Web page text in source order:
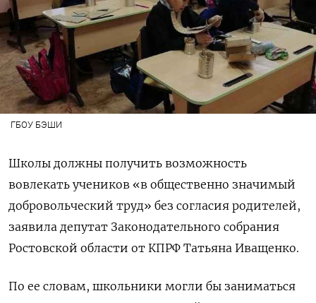
ГБОУ БЭШИ
Школы должны получить возможность
вовлекать учеников «в общественно значимый
добровольческий труд» без согласия родителей,
заявила депутат Законодательного собрания
Ростовской области от КПРФ Татьяна Иващенко.
По ее словам, школьники могли бы заниматься